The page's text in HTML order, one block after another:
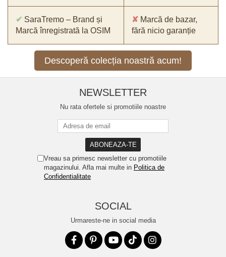
✔ SaraTremo – Brand și
Marcă înregistrată la OSIM
✘ Marcă de bazar,
fără nicio garanție
Descoperă colecția noastră acum!
NEWSLETTER
Nu rata ofertele si promotiile noastre
Vreau sa primesc newsletter cu promotiile
magazinului. Afla mai multe in Politica de
Confidentialitate
SOCIAL
Urmareste-ne in social media